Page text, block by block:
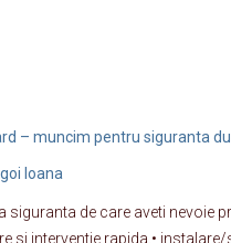
– muncim pentru siguranta
Ioana
siguranta de care aveti nevoie
si interventie rapida,•